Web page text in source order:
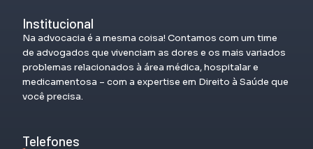
Institucional
Na advocacia é a mesma coisa! Contamos com um time
de advogados que vivenciam as dores e os mais variados
problemas relacionados à área médica, hospitalar e
medicamentosa – com a expertise em Direito à Saúde que
você precisa.
Telefones